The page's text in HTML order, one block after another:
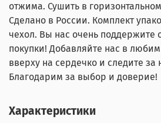
отжима. Сушить в
Сделано в России. Комплект
чехол. Вы нас очень поддержите
покупки! Добавляйте нас в
вверху на сердечко и следите за
Благодарим за выбор и доверие!
Характеристики